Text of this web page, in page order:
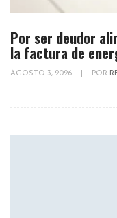
Por ser deudor
la factura de
AGOSTO 3, 2026 POR